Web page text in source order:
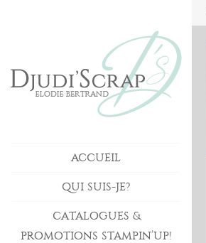
ACCUEIL
QUI SUIS-JE?
CATALOGUES &
PROMOTIONS STAMPIN’UP!